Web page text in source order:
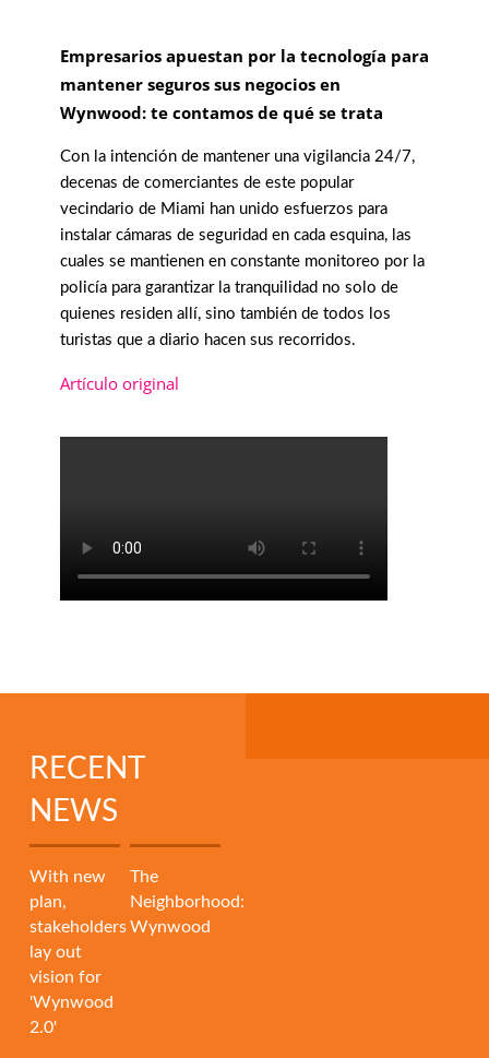
Empresarios apuestan por la tecnología para
mantener seguros sus negocios en
Wynwood: te contamos de qué se trata
Con la intención de mantener una vigilancia 24/7,
decenas de comerciantes de este popular
vecindario de Miami han unido esfuerzos para
instalar cámaras de seguridad en cada esquina, las
cuales se mantienen en constante monitoreo por la
policía para garantizar la tranquilidad no solo de
quienes residen allí, sino también de todos los
turistas que a diario hacen sus recorridos.
Artículo original
RECENT
NEWS
With new
plan,
stakeholders
lay out
vision for
'Wynwood
2.0'
The
Neighborhood:
Wynwood